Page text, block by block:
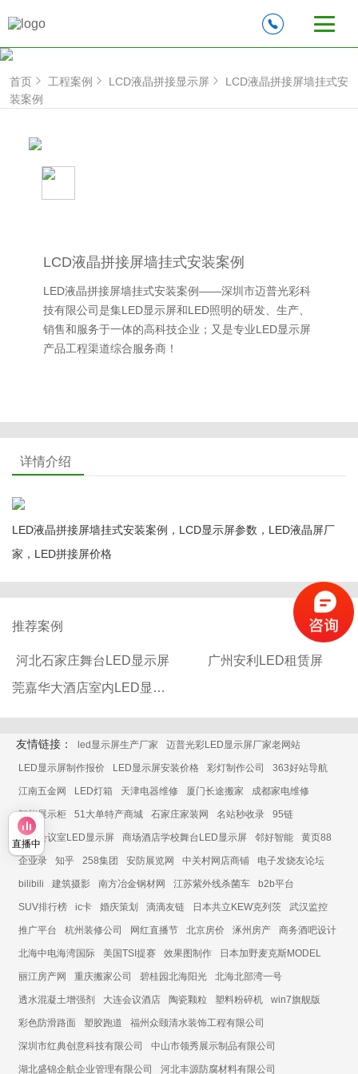
首页 工程案例 LCD液晶拼接显示屏
LCD液晶拼接屏墙挂式安
装案例
LCD液晶拼接屏墙挂式安装案例
LED液晶拼接屏墙挂式安装案例——深圳市迈普光彩科
技有限公司是集LED显示屏和LED照明的研发、生产、
销售和服务于一体的高科技企业；又是专业LED显示屏
产品工程渠道综合服务商！
推荐案例
河北石家庄舞台LED显示屏
广州安利LED租赁屏
莞嘉华大酒店室内LED显示屏
详情介绍
LED液晶拼接屏墙挂式安装案例，LCD显示屏参数，LED液晶屏厂
家，LED拼接屏价格
友情链接： led显示屏生产厂家 迈普光彩LED显示屏厂家老网站
LED显示屏制作报价 LED显示屏安装价格 彩灯制作公司 363好站导航
江南五金网 LED灯箱 天津电器维修 厦门长途搬家 成都家电维修
智能展示柜 51大单特产商城 石家庄家装网 名站秒收录 95链
展厅会议室LED显示屏 商场酒店学校舞台LED显示屏 邻好智能 黄页88
企业录 知乎 258集团 安防展览网 中关村网店商铺 电子发烧友论坛
bilibili 建筑摄影 南方冶金钢材网 江苏紫外线杀菌车 b2b平台
SUV排行榜 ic卡 婚庆策划 滴滴友链 日本共立KEW克列茨 武汉监控
推广平台 杭州装修公司 网红直播节 北京房价 涿州房产 商务酒吧设计
北海中电海湾国际 美国TSI提赛 效果图制作 日本加野麦克斯MODEL
丽江房产网 重庆搬家公司 碧桂园北海阳光 北海北部湾一号
透水混凝土增强剂 大连会议酒店 陶瓷颗粒 塑料粉碎机 win7旗舰版
彩色防滑路面 塑胶跑道 福州众颐清水装饰工程有限公司
深圳市红典创意科技有限公司 中山市领秀展示制品有限公司
湖北盛锦企航企业管理有限公司 河北丰源防腐材料有限公司
直播中